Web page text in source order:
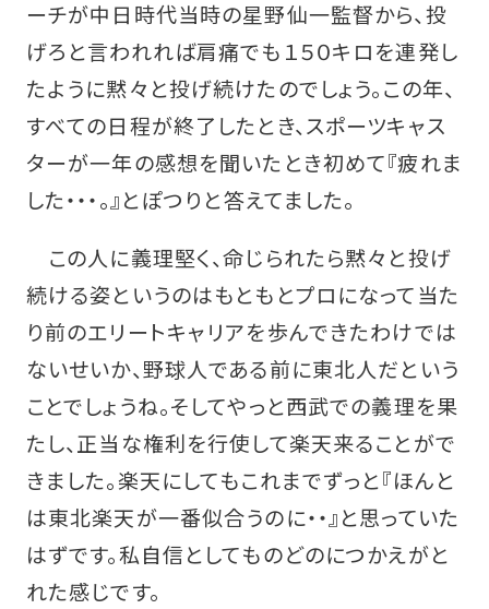
ーチが中日時代当時の星野仙一監督から、投
げろと言われれば肩痛でも１５０キロを連発し
たように黙々と投げ続けたのでしょう。この年、
すべての日程が終了したとき、スポーツキャス
ターが一年の感想を聞いたとき初めて『疲れま
した・・・。』とぽつりと答えてました。
この人に義理堅く、命じられたら黙々と投げ
続ける姿というのはもともとプロになって当た
り前のエリートキャリアを歩んできたわけでは
ないせいか、野球人である前に東北人だという
ことでしょうね。そしてやっと西武での義理を果
たし、正当な権利を行使して楽天来ることがで
きました。楽天にしてもこれまでずっと『ほんと
は東北楽天が一番似合うのに・・』と思っていた
はずです。私自信としてものどのにつかえがと
れた感じです。